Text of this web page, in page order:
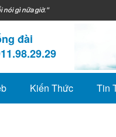
nói gì nữa giờ."
đài
Kiến Thức Tin